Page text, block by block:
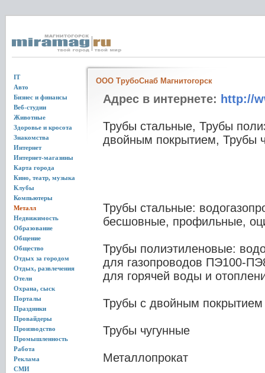
IT
Авто
Бизнес и финансы
Веб-студии
Животные
Здоровье и кросота
Знакомства
Интернет
Интернет-магазины
Карта города
Кино, театр, музыка
Клубы
Компьютеры
Металл
Недвижимость
Образование
Общение
Общество
Отдых за городом
Отдых, развлечения
Отели
Охрана, сыск
Порталы
Праздники
Провайдеры
Производство
Промышленность
Работа
Реклама
СМИ
ООО ТрубоСнаб Магнитогорск
Адрес в интернете: http://
Трубы стальные, Трубы
двойным покрытием, Трубы
Трубы стальные:
бесшовные, профильные,
Трубы полиэтиленовые:
для газопроводов ПЭ100-
для горячей воды и
Трубы с двойным покрытием
Трубы чугунные
Металлопрокат